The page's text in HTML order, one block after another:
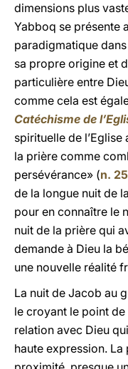
dimensions plus
Yabboq se présente
paradigmatique
sa propre origine et
particulière entre
comme cela est
Catéchisme de
spirituelle de
la prière comme
persévérance» (n.
de la longue nuit de
pour en connaître le
nuit de la prière qui
demande à Dieu la
une nouvelle réalité
La nuit de Jacob au
le croyant le point
relation avec Dieu
haute expression.